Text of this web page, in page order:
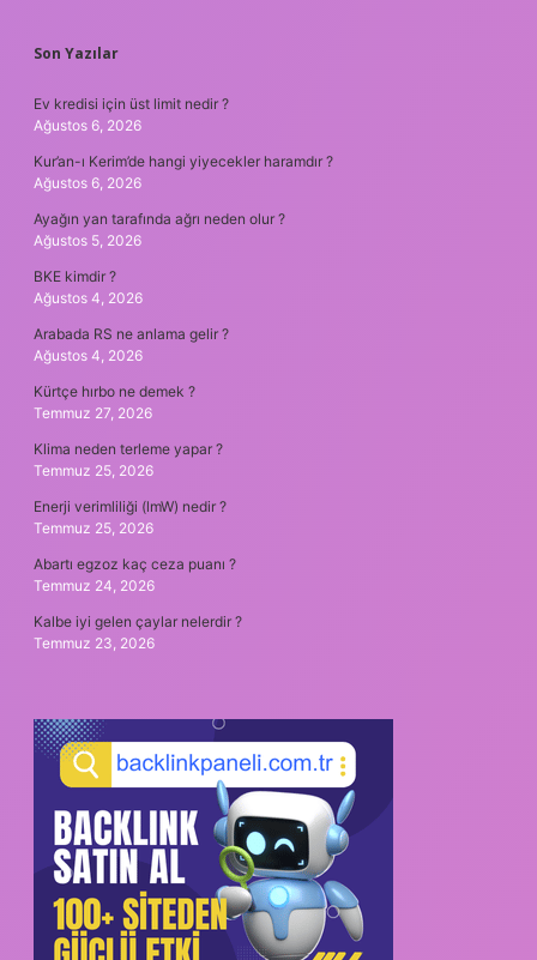
SIDEBAR
Son Yazılar
Ev kredisi için üst limit nedir ?
Ağustos 6, 2026
Kur’an-ı Kerim’de hangi yiyecekler haramdır ?
Ağustos 6, 2026
Ayağın yan tarafında ağrı neden olur ?
Ağustos 5, 2026
BKE kimdir ?
Ağustos 4, 2026
Arabada RS ne anlama gelir ?
Ağustos 4, 2026
Kürtçe hırbo ne demek ?
Temmuz 27, 2026
Klima neden terleme yapar ?
Temmuz 25, 2026
Enerji verimliliği (lmW) nedir ?
Temmuz 25, 2026
Abartı egzoz kaç ceza puanı ?
Temmuz 24, 2026
Kalbe iyi gelen çaylar nelerdir ?
Temmuz 23, 2026